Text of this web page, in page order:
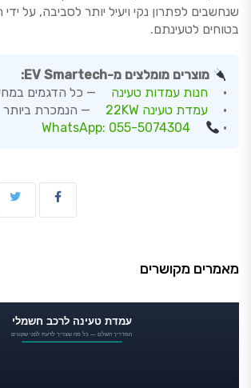
שנחשבים לפתרון נקי ויעיל יותר לסביבה, על
בטוחים לטעינתם.
מוצרים מומלצים מ-EV Smartech:
•
חנות עמדות טעינה
— כל הדגמים
•
עמדת טעינה 22KW
— הנמכרת ביותר
•
WhatsApp: 055-5074304
מאמרים מקושרים